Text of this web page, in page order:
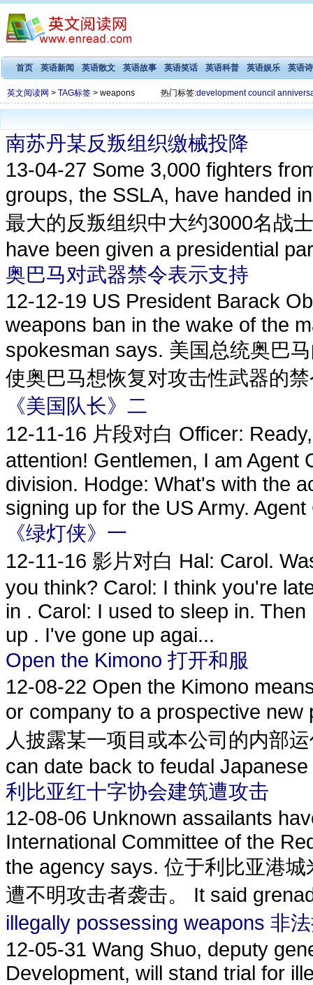
首页 英语新闻 英语散文 英语故事 英语笑话 英语科普 英语娱乐 英语
英文阅读网 > TAG标签 > weapons 热门标签:development council
南苏丹某反叛组织缴械投降
13-04-27 Some 3,000 fighters
groups, the SSLA, have handed
最大的反叛组织中大约3000名战
have been given a presidential
奥巴马对武器禁令表示支持
12-12-19 US President Barack
weapons ban in the wake of the
spokesman says. 美国总统奥巴
使奥巴马想恢复对攻击性武器的
《美国队长》二
12-11-16 片段对白 Officer:
attention! Gentlemen, I am Agent
division. Hodge: What's with the
signing up for the US Army. Agent
《绿灯侠》一
12-11-16 影片对白 Hal: Carol.
you think? Carol: I think you're
in . Carol: I used to sleep in.
up . I've gone up agai...
Open the Kimono 打开和服
12-08-22 Open the Kimono
or company to a prospective
人披露某一项目或本公司的内部
can date back to feudal
利比亚红十字协会建筑遭攻击
12-08-06 Unknown assailants
International Committee of the
the agency says. 位于利比亚港
遭不明攻击者袭击。 It said
illegally possessing weapons 非
12-05-31 Wang Shuo, deputy
Development, will stand trial for